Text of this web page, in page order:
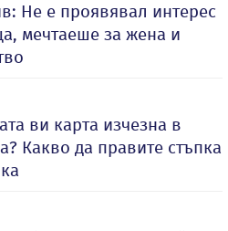
Не е проявявал интерес
мечтаеше за жена и
ви карта изчезна в
Какво да правите стъпка